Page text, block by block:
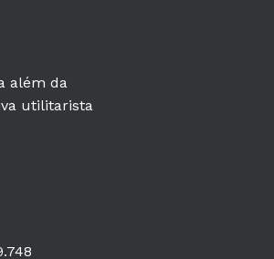
além da
utilitarista